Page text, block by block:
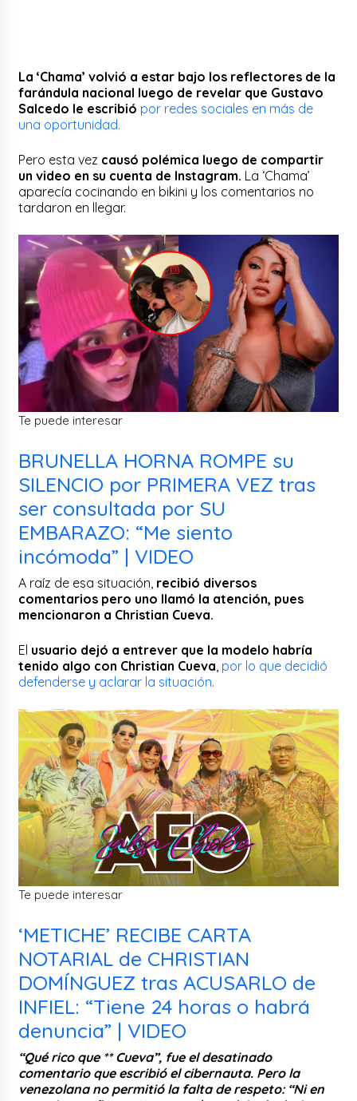
La ‘Chama’ volvió a estar bajo los reflectores de la
farándula nacional luego de revelar que Gustavo
Salcedo le escribió por redes sociales en más de
una oportunidad.
Pero esta vez causó polémica luego de compartir
un video en su cuenta de Instagram. La ‘Chama’
aparecía cocinando en bikini y los comentarios no
tardaron en llegar.
Te puede interesar
BRUNELLA HORNA ROMPE su
SILENCIO por PRIMERA VEZ tras
ser consultada por SU
EMBARAZO: “Me siento
incómoda” | VIDEO
A raíz de esa situación, recibió diversos
comentarios pero uno llamó la atención, pues
mencionaron a Christian Cueva.
El usuario dejó a entrever que la modelo habría
tenido algo con Christian Cueva por lo que decidió
defenderse y aclarar la situación.
Te puede interesar
‘METICHE’ RECIBE CARTA
NOTARIAL de CHRISTIAN
DOMÍNGUEZ tras ACUSARLO de
INFIEL: “Tiene 24 horas o habrá
denuncia” | VIDEO
“Qué rico que ** Cueva”, fue el desatinado
comentario que escribió el cibernauta. Pero la
venezolana no permitió la falta de respeto: “Ni en